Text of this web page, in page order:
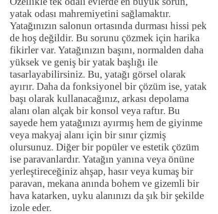
yatak odası mahremiyetini sağlamaktır.
Yatağınızın salonun ortasında durması hissi pek
de hoş değildir. Bu sorunu çözmek için harika
fikirler var. Yatağınızın başını, normalden daha
yüksek ve geniş bir yatak başlığı ile
tasarlayabilirsiniz. Bu, yatağı görsel olarak
ayırır. Daha da fonksiyonel bir çözüm ise, yatak
başı olarak kullanacağınız, arkası depolama
alanı olan alçak bir konsol veya raftır. Bu
sayede hem yatağınızı ayırmış hem de giyinme
veya makyaj alanı için bir sınır çizmiş
olursunuz. Diğer bir popüler ve estetik çözüm
ise paravanlardır. Yatağın yanına veya önüne
yerleştireceğiniz ahşap, hasır veya kumaş bir
paravan, mekana anında bohem ve gizemli bir
hava katarken, uyku alanınızı da şık bir şekilde
izole eder.